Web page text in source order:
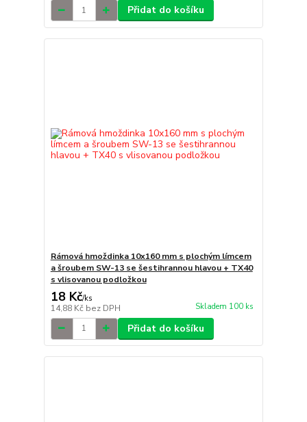
Přidat do košíku
Rámová hmoždinka 10x160 mm s plochým límcem
a šroubem SW-13 se šestihrannou hlavou + TX40
s vlisovanou podložkou
18 Kč/ks
14,88 Kč bez DPH Skladem 100 ks
Přidat do košíku